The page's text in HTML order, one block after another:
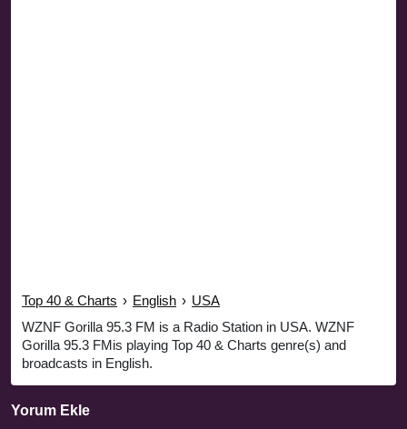
Top 40 & Charts › English › USA
WZNF Gorilla 95.3 FM is a Radio Station in USA. WZNF
Gorilla 95.3 FMis playing Top 40 & Charts genre(s) and
broadcasts in English.
Yorum Ekle